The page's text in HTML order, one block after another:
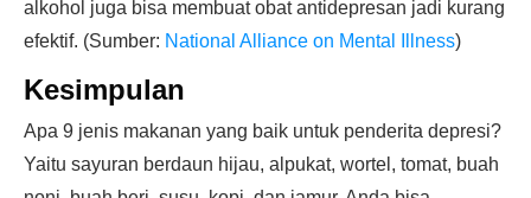
alkohol juga bisa membuat obat antidepresan jadi kurang
efektif. (Sumber: National Alliance on Mental Illness)
Kesimpulan
Apa 9 jenis makanan yang baik untuk penderita depresi?
Yaitu sayuran berdaun hijau, alpukat, wortel, tomat, buah